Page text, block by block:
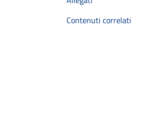
Contenuti correlati